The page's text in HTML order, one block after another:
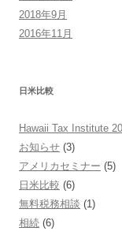
2018年9月
2016年11月
日米比較
Hawaii Tax Institute
お知らせ (3)
アメリカセミナー (5)
日米比較 (6)
無料税務相談 (1)
相続 (6)